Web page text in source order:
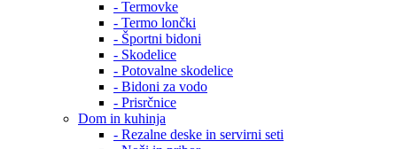
- Termovke
- Termo lončki
- Športni bidoni
- Skodelice
- Potovalne skodelice
- Bidoni za vodo
- Prisrčnice
Dom in kuhinja
- Rezalne deske in servirni seti